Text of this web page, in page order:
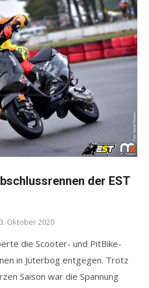
der EST
Oktober 2020
die Scooter- und PitBike-
in Jüterbog entgegen. Trotz
Saison war die Spannung